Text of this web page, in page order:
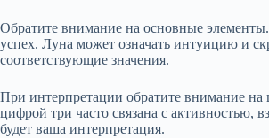
Обратите внимание на основные
успех. Луна может означать интуицию и
соответствующие значения.
При интерпретации обратите внимание
цифрой три часто связана с активностью,
будет ваша интерпретация.